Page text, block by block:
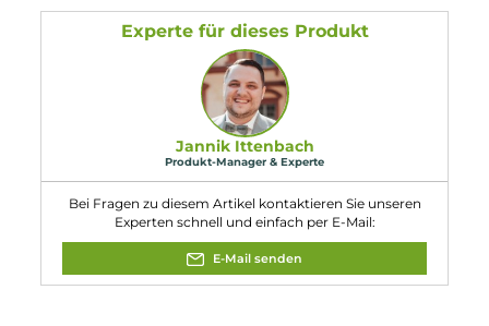
1 x Bedienungsanleitung
Länge: 90.0 mm
Tiefe: 22.0 mm
Füllvolumen: 4.0 ml